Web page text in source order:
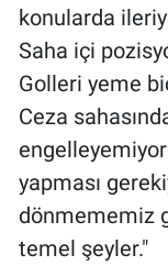
konularda
Saha içi
Golleri yeme
Ceza
yapması
dönmememiz
temel şeyler."